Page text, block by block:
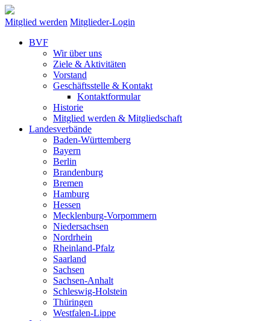
Mitglied werden Mitglieder-Login
BVF
Wir über uns
Ziele & Aktivitäten
Vorstand
Geschäftsstelle & Kontakt
Kontaktformular
Historie
Mitglied werden & Mitgliedschaft
Landesverbände
Baden-Württemberg
Bayern
Berlin
Brandenburg
Bremen
Hamburg
Hessen
Mecklenburg-Vorpommern
Niedersachsen
Nordrhein
Rheinland-Pfalz
Saarland
Sachsen
Sachsen-Anhalt
Schleswig-Holstein
Thüringen
Westfalen-Lippe